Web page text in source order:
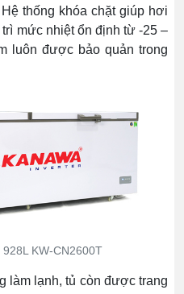
thống khóa chặt giúp hơi
mức nhiệt ổn định từ -25 –
luôn được bảo quản trong
KW-CN2600T
làm lạnh, tủ còn được trang